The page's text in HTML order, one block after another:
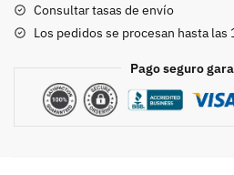
8436
cantidad
Consultar tasas de envío
Los pedidos se procesan hasta las
Pago seguro